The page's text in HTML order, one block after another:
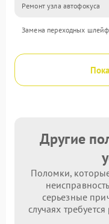
Ремонт узла автофокуса
Замена переходных
Другие
Поломки,
серьезные
случаях